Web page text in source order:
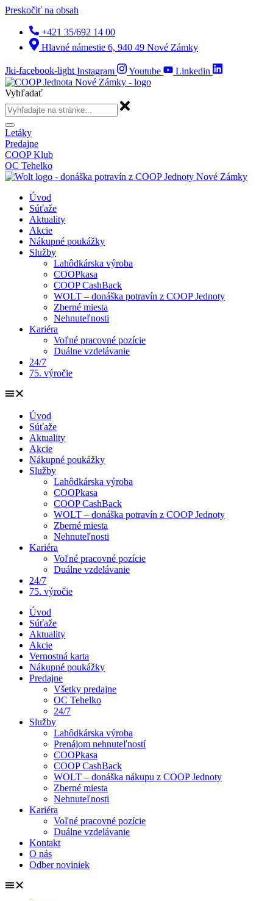
Preskočiť na obsah
+421 35/692 14 00
Hlavné námestie 6, 940 49 Nové Zámky
Jki-facebook-light Instagram Youtube Linkedin
Vyhľadať
Letáky
Predajne
COOP Klub
OC Tehelko
Úvod
Súťaže
Aktuality
Akcie
Nákupné poukážky
Služby
Lahôdkárska výroba
COOPkasa
COOP CashBack
WOLT – donáška potravín z COOP Jednoty
Zberné miesta
Nehnuteľnosti
Kariéra
Voľné pracovné pozície
Duálne vzdelávanie
24/7
75. výročie
Úvod
Súťaže
Aktuality
Akcie
Nákupné poukážky
Služby
Lahôdkárska výroba
COOPkasa
COOP CashBack
WOLT – donáška potravín z COOP Jednoty
Zberné miesta
Nehnuteľnosti
Kariéra
Voľné pracovné pozície
Duálne vzdelávanie
24/7
75. výročie
Úvod
Súťaže
Aktuality
Akcie
Vernostná karta
Nákupné poukážky
Predajne
Všetky predajne
OC Tehelko
24/7
Služby
Lahôdkárska výroba
Prenájom nehnuteľností
COOPkasa
COOP CashBack
WOLT – donáška nákupu z COOP Jednoty
Zberné miesta
Nehnuteľnosti
Kariéra
Voľné pracovné pozície
Duálne vzdelávanie
Kontakt
O nás
Odber noviniek